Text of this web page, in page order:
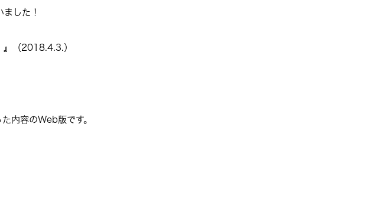
した！
』（2018.4.3.）
内容のWeb版です。